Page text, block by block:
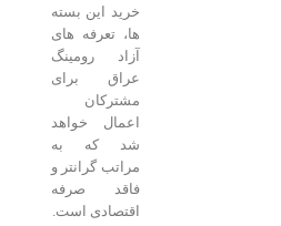
خرید این بسته
ها، تعرفه های
آزاد رومینگ
عراق برای
مشترکان
اعمال خواهد
شد که به
مراتب گرانتر و
فاقد صرفه
اقتصادی است.